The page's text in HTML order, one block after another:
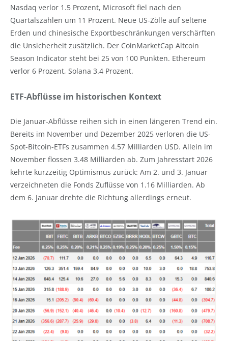
Nasdaq verlor 1.5 Prozent, Microsoft fiel nach den
Quartalszahlen um 11 Prozent. Neue US-Zölle auf seltene
Erden und chinesische Exportbeschränkungen verschärften
die Unsicherheit zusätzlich. Der CoinMarketCap Altcoin
Season Indicator steht bei 25 von 100 Punkten. Ethereum
verlor 6 Prozent, Solana 3.4 Prozent.
ETF-Abflüsse im historischen Kontext
Die Januar-Abflüsse reihen sich in einen längeren Trend ein.
Bereits im November und Dezember 2025 verloren die US-
Spot-Bitcoin-ETFs zusammen 4.57 Milliarden USD. Allein im
November flossen 3.48 Milliarden ab. Zum Jahresstart 2026
kehrte kurzzeitig Optimismus zurück: Am 2. und 3. Januar
verzeichneten die Fonds Zuflüsse von 1.16 Milliarden. Ab
dem 6. Januar drehte die Richtung allerdings erneut.